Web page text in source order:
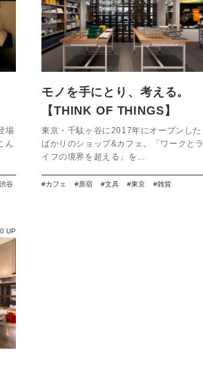
場
ん
渋谷
モノを手にとり、考える。
【THINK OF THINGS】
東京・千駄ヶ谷に2017年にオープンした
ばかりのショップ&カフェ。「ワークとラ
イフの境界を超える」を...
カフェ 原宿 文具 東京 雑貨
UP